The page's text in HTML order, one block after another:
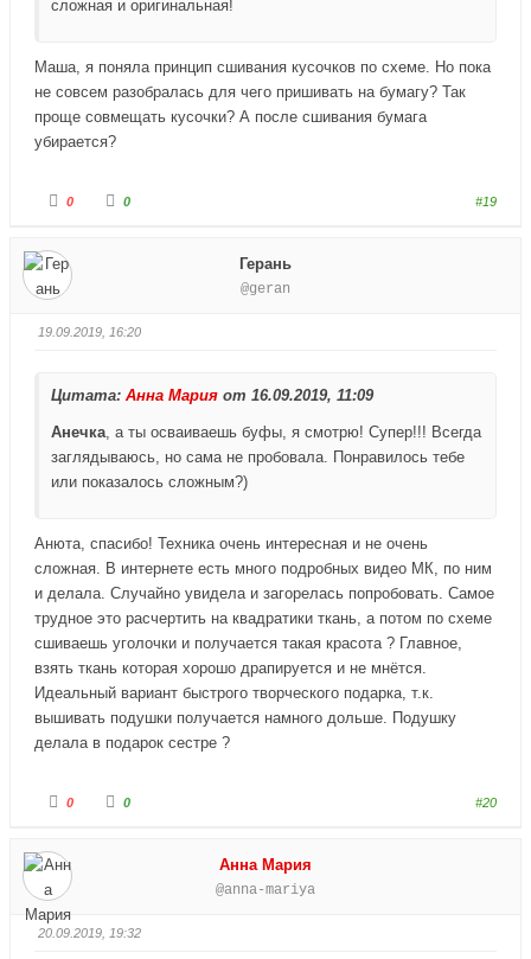
сложная и оригинальная!
Маша, я поняла принцип сшивания кусочков по схеме. Но пока
не совсем разобралась для чего пришивать на бумагу? Так
проще совмещать кусочки? А после сшивания бумага
убирается?
с
у
й
т
е
п
а
в
н
з
0
п
а
в
р
.
0 #19
Герань
@geran
19.09.2019, 16:20
Цитата: Анна Мария от 16.09.2019, 11:09
Анечка , а ты осваиваешь буфы, я смотрю! Супер!!! Всегда
заглядываюсь, но сама не пробовала. Понравилось тебе
или показалось сложным?)
Анюта, спасибо! Техника очень интересная и не очень
сложная. В интернете есть много подробных видео МК, по ним
и делала. Случайно увидела и загорелась попробовать. Самое
трудное это расчертить на квадратики ткань, а потом по схеме
сшиваешь уголочки и получается такая красота ? Главное,
взять ткань которая хорошо драпируется и не мнётся.
Идеальный вариант быстрого творческого подарка, т.к.
вышивать подушки получается намного дольше. Подушку
делала в подарок сестре ?
с
у
е
-
п
а
0
п
а
0 #20
Анна Мария
@anna-mariya
20.09.2019, 19:32